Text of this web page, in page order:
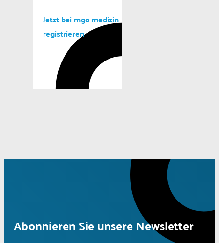
Jetzt bei mgo medizin
registrieren
Abonnieren Sie unsere Newsletter